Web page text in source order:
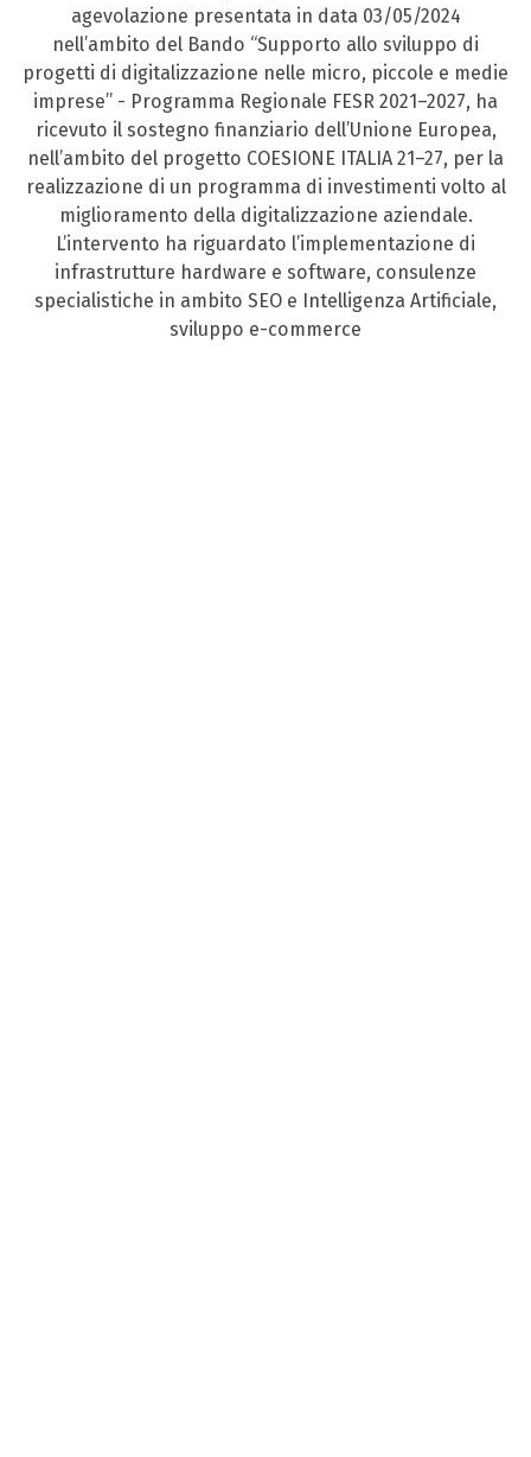
agevolazione presentata in data 03/05/2024
nell’ambito del Bando “Supporto allo sviluppo di
progetti di digitalizzazione nelle micro, piccole e medie
imprese” - Programma Regionale FESR 2021–2027, ha
ricevuto il sostegno finanziario dell’Unione Europea,
nell’ambito del progetto COESIONE ITALIA 21–27, per la
realizzazione di un programma di investimenti volto al
miglioramento della digitalizzazione aziendale.
L’intervento ha riguardato l’implementazione di
infrastrutture hardware e software, consulenze
specialistiche in ambito SEO e Intelligenza Artificiale,
sviluppo e-commerce